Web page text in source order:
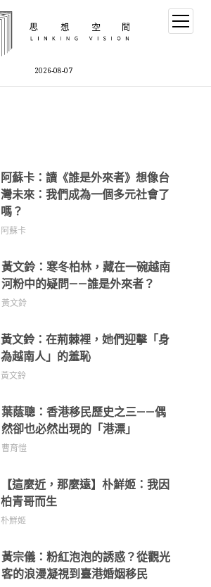
2026-08-07
阿蘇卡：讀《誰是外來者》想像台
灣未來：我們成為一個多元社會了
嗎？
阿蘇卡
黃文鈴：寒冬柏林，藏在一碗越南
河粉中的疑問——誰是外來者？
黃文鈴
黃文鈴：在荊棘裡，她們迎擊「身
為越南人」的羞恥
黃文鈴
葉蔭聰：香港移民歷史之三——偶
然卻也必然出現的「港漂」
曹育愷
【這麼近，那麼遠】朴鮮姬：我因
柏青哥而生
朴鮮姬
黃宗儀：粉紅泡泡的誘惑？從觀光
客的浪漫凝視到臺港婚姻移民